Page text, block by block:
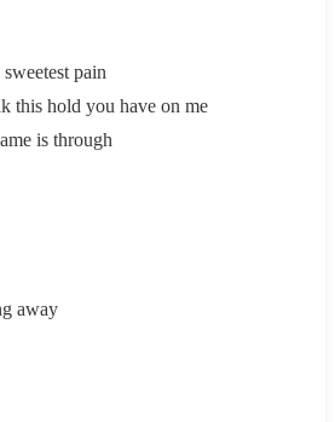
pain
this hold you have on me
is through
away